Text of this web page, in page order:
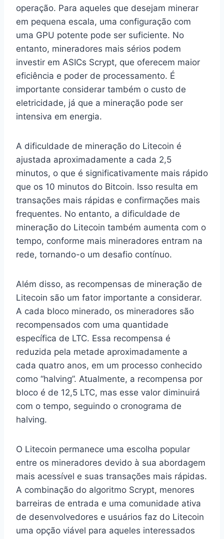
operação. Para aqueles que desejam minerar
em pequena escala, uma configuração com
uma GPU potente pode ser suficiente. No
entanto, mineradores mais sérios podem
investir em ASICs Scrypt, que oferecem maior
eficiência e poder de processamento. É
importante considerar também o custo de
eletricidade, já que a mineração pode ser
intensiva em energia.
A dificuldade de mineração do Litecoin é
ajustada aproximadamente a cada 2,5
minutos, o que é significativamente mais rápido
que os 10 minutos do Bitcoin. Isso resulta em
transações mais rápidas e confirmações mais
frequentes. No entanto, a dificuldade de
mineração do Litecoin também aumenta com o
tempo, conforme mais mineradores entram na
rede, tornando-o um desafio contínuo.
Além disso, as recompensas de mineração de
Litecoin são um fator importante a considerar.
A cada bloco minerado, os mineradores são
recompensados com uma quantidade
específica de LTC. Essa recompensa é
reduzida pela metade aproximadamente a
cada quatro anos, em um processo conhecido
como “halving”. Atualmente, a recompensa por
bloco é de 12,5 LTC, mas esse valor diminuirá
com o tempo, seguindo o cronograma de
halving.
O Litecoin permanece uma escolha popular
entre os mineradores devido à sua abordagem
mais acessível e suas transações mais rápidas.
A combinação do algoritmo Scrypt, menores
barreiras de entrada e uma comunidade ativa
de desenvolvedores e usuários faz do Litecoin
uma opção viável para aqueles interessados